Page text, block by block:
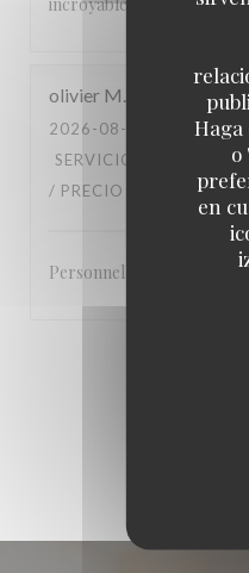
Haga
o
en
olivier M
2026-08-04
- 21:30 -
SERVICIO
/ PRECIO
Personnel très